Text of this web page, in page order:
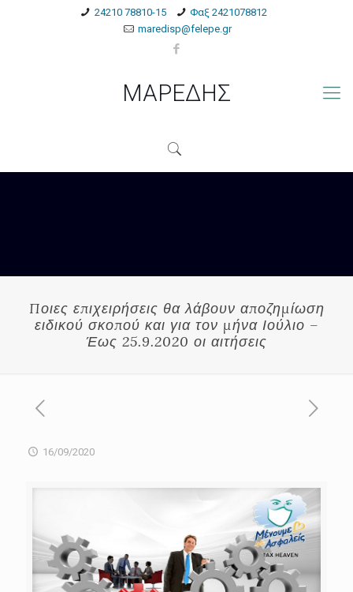
24210 78810-15
Φαξ 2421078812
maredisp@felepe.gr
ΜΑΡΕΔΗΣ
Ποιες επιχειρήσεις θα λάβουν αποζημίωση
ειδικού σκοπού και για τον μήνα Ιούλιο –
Έως 25.9.2020 οι αιτήσεις
16/09/2020